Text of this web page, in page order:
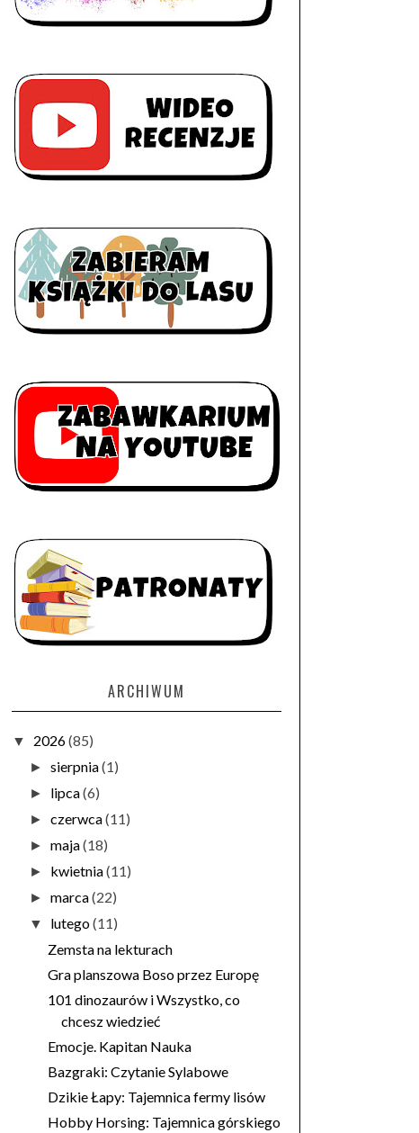
ARCHIWUM
▼ 2026(85)
►sierpnia(1)
► lipca(6)
►czerwca(11)
►maja(18)
► kwietnia(11)
►marca(22)
▼ lutego(11)
Zemsta na lekturach
Gra planszowa Boso przez Europę
101 dinozaurów i Wszystko, co
chcesz wiedzieć
Emocje. Kapitan Nauka
Bazgraki: Czytanie Sylabowe
Dzikie Łapy: Tajemnica fermy lisów
Hobby Horsing: Tajemnica górskiego